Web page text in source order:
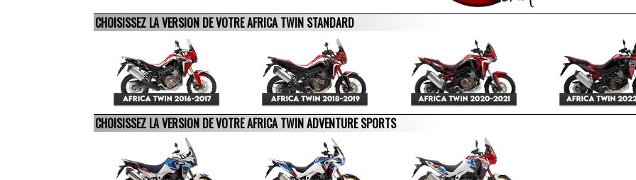
CHOISISSEZ LA VERSION DE VOTRE AFRICA TWIN STANDARD
CHOISISSEZ LA VERSION DE VOTRE AFRICA TWIN ADVENTURE SPORTS